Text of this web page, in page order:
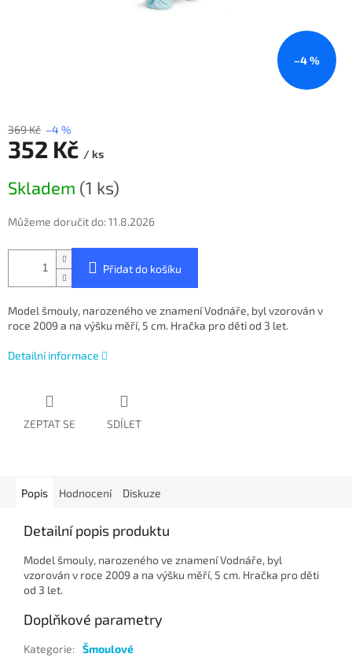
–4 %
369 Kč –4 %
352 Kč / ks
cena:
Skladem (1 ks)
Můžeme doručit do:11.8.2026
Přidat do košíku
Model šmouly, narozeného ve znamení Vodnáře, byl vzorován v
roce 2009 a na výšku měří, 5 cm. Hračka pro děti od 3 let.
Detailní informace
ZEPTAT SE SDÍLET
Popis Hodnocení Diskuze
Detailní popis produktu
Model šmouly, narozeného ve znamení Vodnáře, byl
vzorován v roce 2009 a na výšku měří, 5 cm. Hračka pro děti
od 3 let.
Doplňkové parametry
Kategorie: Šmoulové